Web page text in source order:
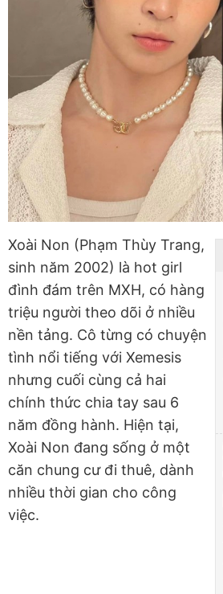
Xoài Non (Phạm Thùy Trang,
sinh năm 2002) là hot girl
đình đám trên MXH, có hàng
triệu người theo dõi ở nhiều
nền tảng. Cô từng có chuyện
tình nổi tiếng với Xemesis
nhưng cuối cùng cả hai
chính thức chia tay sau 6
năm đồng hành. Hiện tại,
Xoài Non đang sống ở một
căn chung cư đi thuê, dành
nhiều thời gian cho công
việc.